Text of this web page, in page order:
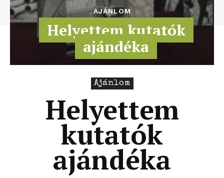
AJÁNLOM
Helyettem kutatók
ajándéka
Ajánlom
Helyettem
kutatók
ajándéka